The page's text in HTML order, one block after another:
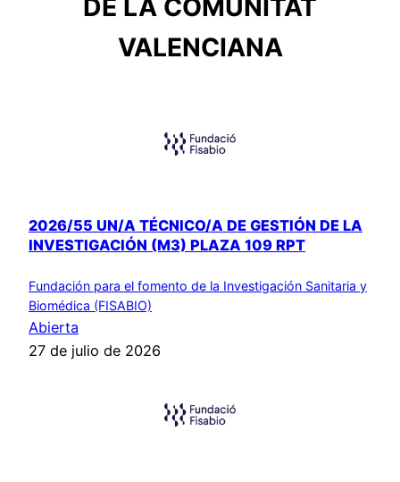
DE LA COMUNITAT
VALENCIANA
2026/55 UN/A TÉCNICO/A DE GESTIÓN DE LA
INVESTIGACIÓN (M3) PLAZA 109 RPT
Fundación para el fomento de la Investigación Sanitaria y
Biomédica (FISABIO)
Abierta
27 de julio de 2026